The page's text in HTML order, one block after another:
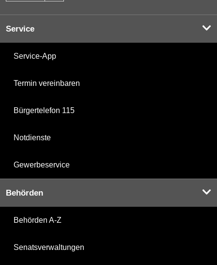
Service
Service-App
Termin vereinbaren
Bürgertelefon 115
Notdienste
Gewerbeservice
Behörden
Behörden A-Z
Senatsverwaltungen